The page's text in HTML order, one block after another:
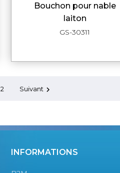
APERÇU RAPIDE
bouchon pour nable
laiton
GS-30311
2 Suivant 
INFORMATIONS